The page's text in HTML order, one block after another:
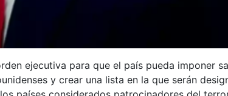
ejecutiva para que el país pueda imponer
y crear una lista en la que serán